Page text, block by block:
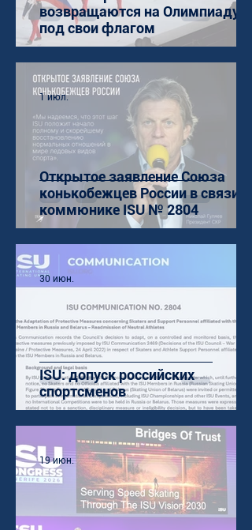
возвращаются на Олимпиаду
под свои флагом
Открытое заявление Союза
конькобежцев России в связи с
коммюнике ISU № 2804
1 июл.
ISU: допуск российских
спортсменов
30 июн.
19 июн.